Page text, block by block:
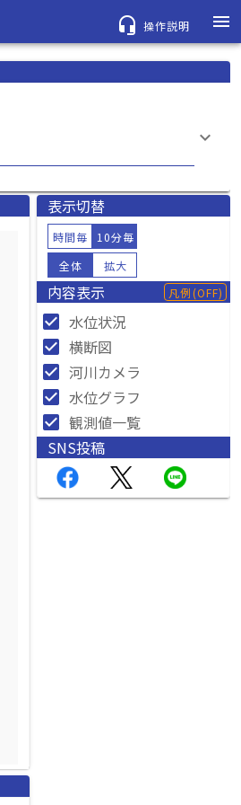
headset_mic 操作説明 menu
keyboard_arrow_down
表示切替
時間毎
10分毎
全体
拡大
内容表示 凡例 (OFF)
check_box 水位状況
check_box 横断図
check_box 河川カメラ
check_box 水位グラフ
check_box 観測値一覧
SNS投稿